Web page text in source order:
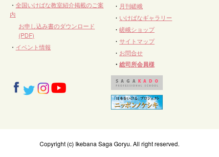
・ 全国いけばな教室紹介掲載のご案
内
お申し込み書のダウンロード
(PDF)
・ イベント情報
・ 月刊嵯峨
・ いけばなギャラリー
・嵯峨ショップ
・サイトマップ
・ お問合せ
・総司所会員様
Copyright (c) Ikebana Saga Goryu. All right reserved.